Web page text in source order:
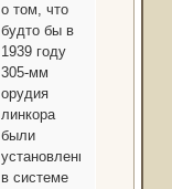
о том, что
будто бы в
1939 году
305-мм
орудия
линкора
были
установлены
в системе